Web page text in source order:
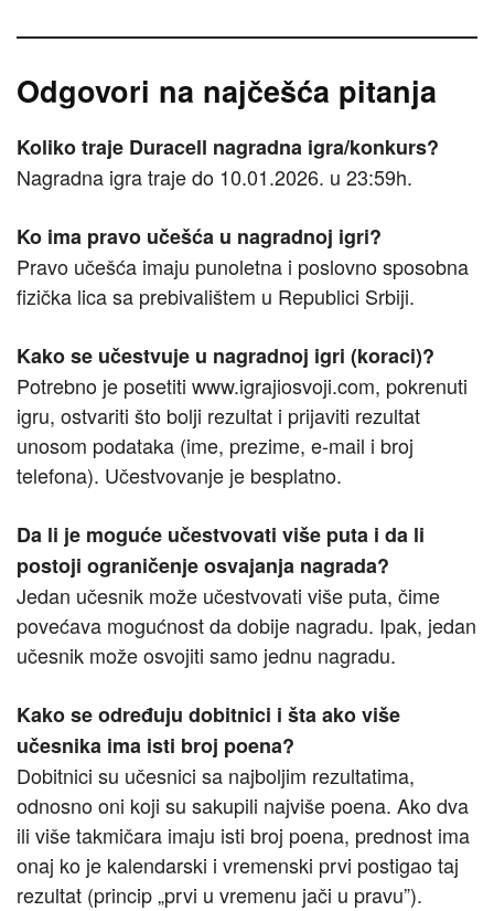
Odgovori na najčešća pitanja
Koliko traje Duracell nagradna igra/konkurs?
Nagradna igra traje do 10.01.2026. u 23:59h.
Ko ima pravo učešća u nagradnoj igri?
Pravo učešća imaju punoletna i poslovno sposobna
fizička lica sa prebivalištem u Republici Srbiji.
Kako se učestvuje u nagradnoj igri (koraci)?
Potrebno je posetiti www.igrajiosvoji.com, pokrenuti
igru, ostvariti što bolji rezultat i prijaviti rezultat
unosom podataka (ime, prezime, e-mail i broj
telefona). Učestvovanje je besplatno.
Da li je moguće učestvovati više puta i da li
postoji ograničenje osvajanja nagrada?
Jedan učesnik može učestvovati više puta, čime
povećava mogućnost da dobije nagradu. Ipak, jedan
učesnik može osvojiti samo jednu nagradu.
Kako se određuju dobitnici i šta ako više
učesnika ima isti broj poena?
Dobitnici su učesnici sa najboljim rezultatima,
odnosno oni koji su sakupili najviše poena. Ako dva
ili više takmičara imaju isti broj poena, prednost ima
onaj ko je kalendarski i vremenski prvi postigao taj
rezultat (princip „prvi u vremenu jači u pravu”).